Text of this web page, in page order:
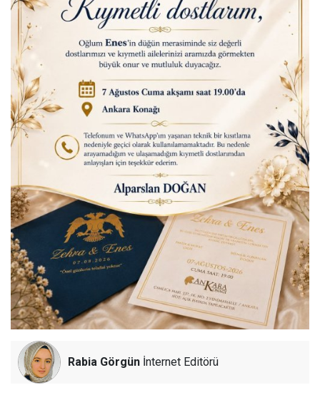
Rabia Görgün İnternet Editörü